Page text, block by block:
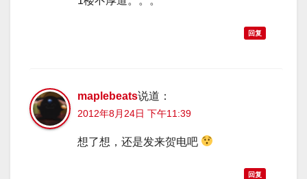
回复
maplebeats说道：
2012年8月24日 下午11:39
想了想，还是发来贺电吧
回复